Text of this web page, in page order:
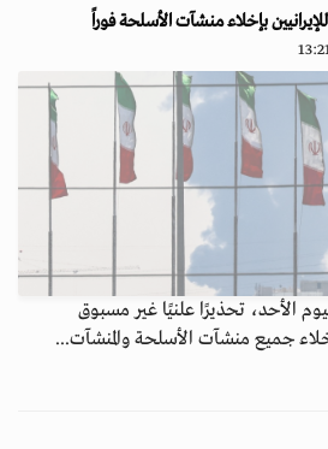
بإخلاء منشآت الأسلحة فوراً
الأحد، تحذيرًا علنيًا غير مسبوق
جميع منشآت الأسلحة والمنشآت...